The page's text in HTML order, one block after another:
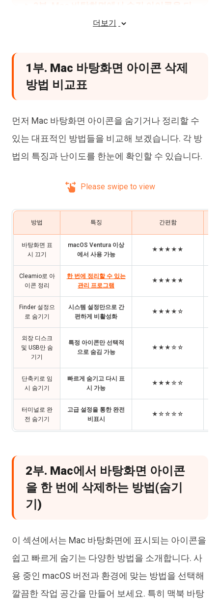
3부. Mac 바탕화면에서 숨긴 아이콘을 다
더보기
1부. Mac 바탕화면 아이콘 삭제
방법 비교표
먼저 Mac 바탕화면 아이콘을 숨기거나 정리할 수
있는 대표적인 방법들을 비교해 보겠습니다. 각 방
법의 특징과 난이도를 한눈에 확인할 수 있습니다.
Please swipe to view
방법 특징 간편함
바탕화면 표
시 끄기
macOS Ventura 이상
에서 사용 가능
★★★★★
Cleamio로 아
이콘 정리
한 번에 정리할 수 있는
관리 프로그램
★★★★★
Finder 설정으
로 숨기기
시스템 설정만으로 간
편하게 비활성화
★★★★☆
외장 디스크
및 USB만 숨
기기
특정 아이콘만 선택적
으로 숨김 가능
★★★☆☆
단축키로 임
시 숨기기
빠르게 숨기고 다시 표
시 가능
★★★☆☆
터미널로 완
전 숨기기
고급 설정을 통한 완전
비표시
★☆☆☆☆
2부. Mac에서 바탕화면 아이콘
을 한 번에 삭제하는 방법(숨기
기)
이 섹션에서는 Mac 바탕화면에 표시되는 아이콘을
쉽고 빠르게 숨기는 다양한 방법을 소개합니다. 사
용 중인 macOS 버전과 환경에 맞는 방법을 선택해
깔끔한 작업 공간을 만들어 보세요. 특히 맥북 바탕